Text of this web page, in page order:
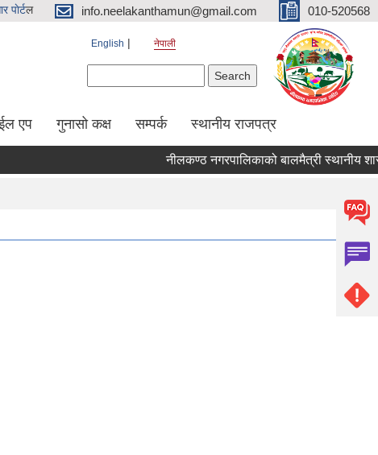
पाेर्टल info.neelakanthamun@gmail.com 010-520568
English नेपाली
एप गुनासो कक्ष सम्पर्क स्थानीय राजपत्र
नीलकण्ठ नगरपालिकाको बालमैत्री स्थानीय